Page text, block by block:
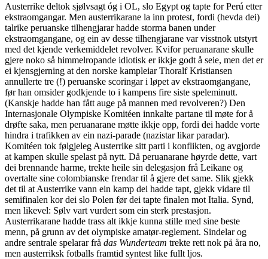
Austerrike deltok sjølvsagt óg i OL, slo Egypt og tapte for Perú etter
ekstraomgangar. Men austerrikarane la inn protest, fordi (hevda dei)
talrike peruanske tilhengjarar hadde storma banen under
ekstraomgangane, og ein av desse tilhengjarane var visstnok utstyrt
med det kjende verkemiddelet revolver. Kvifor peruanarane skulle
gjere noko så himmelropande idiotisk er ikkje godt å seie, men det er
ei kjensgjerning at den norske kampleiar Thoralf Kristiansen
annullerte tre (!) peruanske scoringar i løpet av ekstraomgangane,
før han omsider godkjende to i kampens fire siste speleminutt.
(Kanskje hadde han fått auge på mannen med revolveren?) Den
Internasjonale Olympiske Komitéen innkalte partane til møte for å
drøfte saka, men peruanarane møtte ikkje opp, fordi dei hadde vorte
hindra i trafikken av ein nazi-parade (nazistar likar paradar).
Komitéen tok følgjeleg Austerrike sitt parti i konflikten, og avgjorde
at kampen skulle spelast på nytt. Då peruanarane høyrde dette, vart
dei brennande harme, trekte heile sin delegasjon frå Leikane og
overtalte sine colombianske frendar til å gjere det same. Slik gjekk
det til at Austerrike vann ein kamp dei hadde tapt, gjekk vidare til
semifinalen kor dei slo Polen før dei tapte finalen mot Italia. Synd,
men likevel: Sølv vart vurdert som ein sterk prestasjon.
Austerrikarane hadde trass alt ikkje kunna stille med sine beste
menn, på grunn av det olympiske amatør-reglement. Sindelar og
andre sentrale spelarar frå das Wunderteam trekte rett nok på åra no,
men austerriksk fotballs framtid syntest like fullt ljos.